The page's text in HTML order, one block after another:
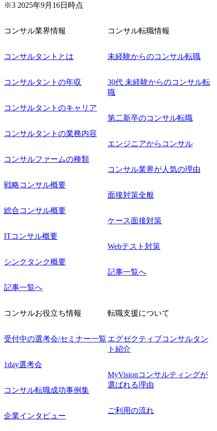
きます。 ● 勤務地 東京都渋谷区渋谷3丁目6-7 渋谷金王タワ
則により就業時間内の喫煙を全面的に禁止 ・禁煙サポート
制度あり オンライン ● 必須要件 以下いずれかのご経験をお
件定義～基本設計など上流経験2年以上 ・PMO経験2年以上
工程の経験 ・サブリーダー以上のマネジメント経験 ・お客
様との折衝経験、交渉経験 ・組織課題に対して主体的に業
務改善に取り組まれたご経験 ・アジャイル/スクラムへの興
味関心 ● 求める人物像 ・リーダーシップが取れる方/一人称
で主体的に動ける方 ・年齢にこだわらず、アドバイスを素
直に受け取れる方 ・推進力のある方
※3 2025年9月16日時点
コンサル業界情報
コンサルタントとは
コンサルタントの年収
コンサルタントのキャリア
コンサルタントの業務内容
コンサルファームの種類
戦略コンサル概要
総合コンサル概要
ITコンサル概要
シンクタンク概要
記事一覧へ
コンサル転職情報
未経験からのコンサル転職
30代 未経験からのコンサル転
職
第二新卒のコンサル転職
エンジニアからコンサル
コンサル業界が人気の理由
面接対策全般
ケース面接対策
Webテスト対策
記事一覧へ
コンサルお役立ち情報
受付中の選考会/セミナー一覧
1day選考会
コンサル転職成功事例集
企業インタビュー
転職支援について
エグゼクティブコンサルタン
ト紹介
MyVisionコンサルティングが
選ばれる理由
ご利用の流れ